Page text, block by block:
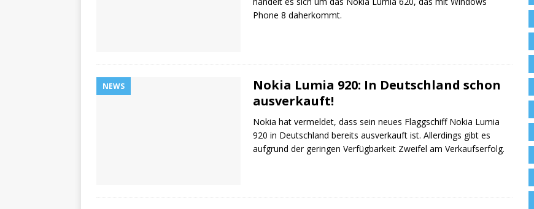
Phone 8 daherkommt.
NEWS
Nokia Lumia 920: In Deutschland schon
ausverkauft!
Nokia hat vermeldet, dass sein neues Flaggschiff Nokia Lumia
920 in Deutschland bereits ausverkauft ist. Allerdings gibt es
aufgrund der geringen Verfügbarkeit Zweifel am Verkaufserfolg.